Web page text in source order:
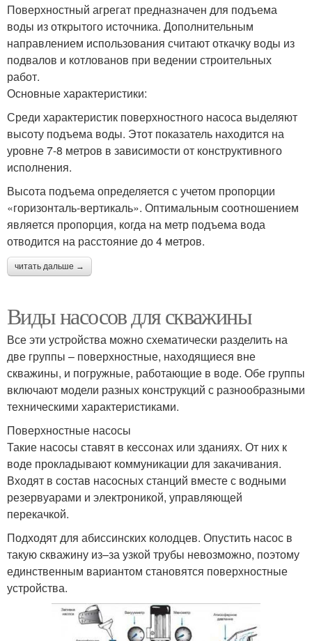
Поверхностный агрегат предназначен для подъема
воды из открытого источника. Дополнительным
направлением использования считают откачку воды из
подвалов и котлованов при ведении строительных
работ.
Основные характеристики:
Среди характеристик поверхностного насоса выделяют
высоту подъема воды. Этот показатель находится на
уровне 7-8 метров в зависимости от конструктивного
исполнения.
Высота подъема определяется с учетом пропорции
«горизонталь-вертикаль». Оптимальным соотношением
является пропорция, когда на метр подъема вода
отводится на расстояние до 4 метров.
читать дальше →
Виды насосов для скважины
Все эти устройства можно схематически разделить на
две группы – поверхностные, находящиеся вне
скважины, и погружные, работающие в воде. Обе группы
включают модели разных конструкций с разнообразными
техническими характеристиками.
Поверхностные насосы
Такие насосы ставят в кессонах или зданиях. От них к
воде прокладывают коммуникации для закачивания.
Входят в состав насосных станций вместе с водными
резервуарами и электроникой, управляющей
перекачкой.
Подходят для абиссинских колодцев. Опустить насос в
такую скважину из–за узкой трубы невозможно, поэтому
единственным вариантом становятся поверхностные
устройства.